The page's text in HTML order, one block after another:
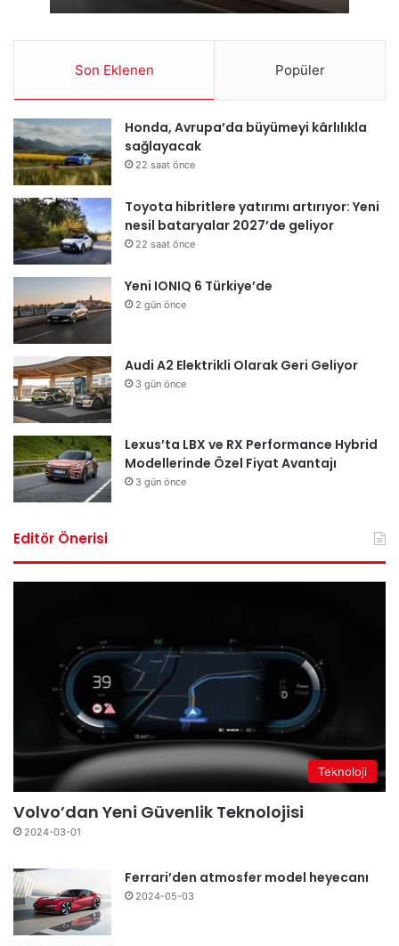
Son Eklenen Popüler
Honda, Avrupa’da büyümeyi kârlılıkla
sağlayacak
22 saat önce
Toyota hibritlere yatırımı artırıyor: Yeni
nesil bataryalar 2027’de geliyor
22 saat önce
Yeni IONIQ 6 Türkiye’de
2 gün önce
Audi A2 Elektrikli Olarak Geri Geliyor
3 gün önce
Lexus’ta LBX ve RX Performance Hybrid
Modellerinde Özel Fiyat Avantajı
3 gün önce
Editör Önerisi
Teknoloji
Volvo’dan Yeni Güvenlik Teknolojisi
2024-03-01
Ferrari’den atmosfer model heyecanı
2024-05-03